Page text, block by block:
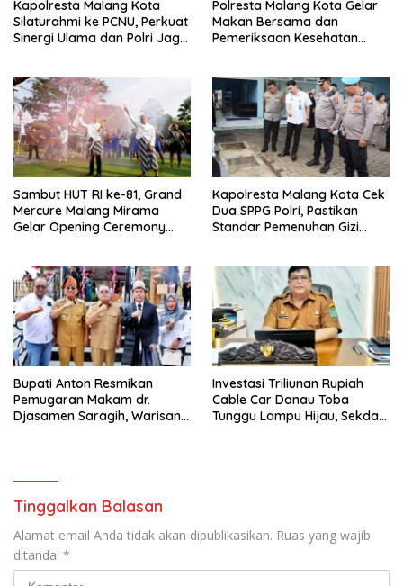
Kapolresta Malang Kota
Silaturahmi ke PCNU, Perkuat
Sinergi Ulama dan Polri Jaga
Polresta Malang Kota Gelar
Makan Bersama dan
Pemeriksaan Kesehatan
Sambut HUT RI ke-81, Grand
Mercure Malang Mirama
Gelar Opening Ceremony
Kapolresta Malang Kota Cek
Dua SPPG Polri, Pastikan
Standar Pemenuhan Gizi
Bupati Anton Resmikan
Pemugaran Makam dr.
Djasamen Saragih, Warisan
Investasi Triliunan Rupiah
Cable Car Danau Toba
Tunggu Lampu Hijau, Sekda
Tinggalkan Balasan
Alamat email Anda tidak akan dipublikasikan. Ruas yang wajib
ditandai *